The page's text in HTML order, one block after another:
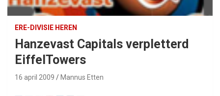
ERE-DIVISIE HEREN
Hanzevast Capitals verpletterd
EiffelTowers
16 april 2009 Mannus Etten